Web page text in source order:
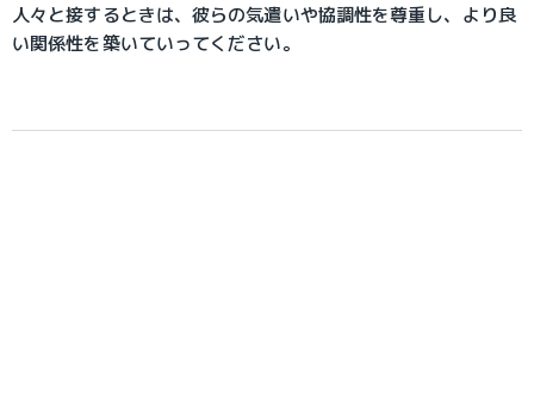
人々と接するときは、彼らの気遣いや協調性を尊重し、より良
い関係性を築いていってください。